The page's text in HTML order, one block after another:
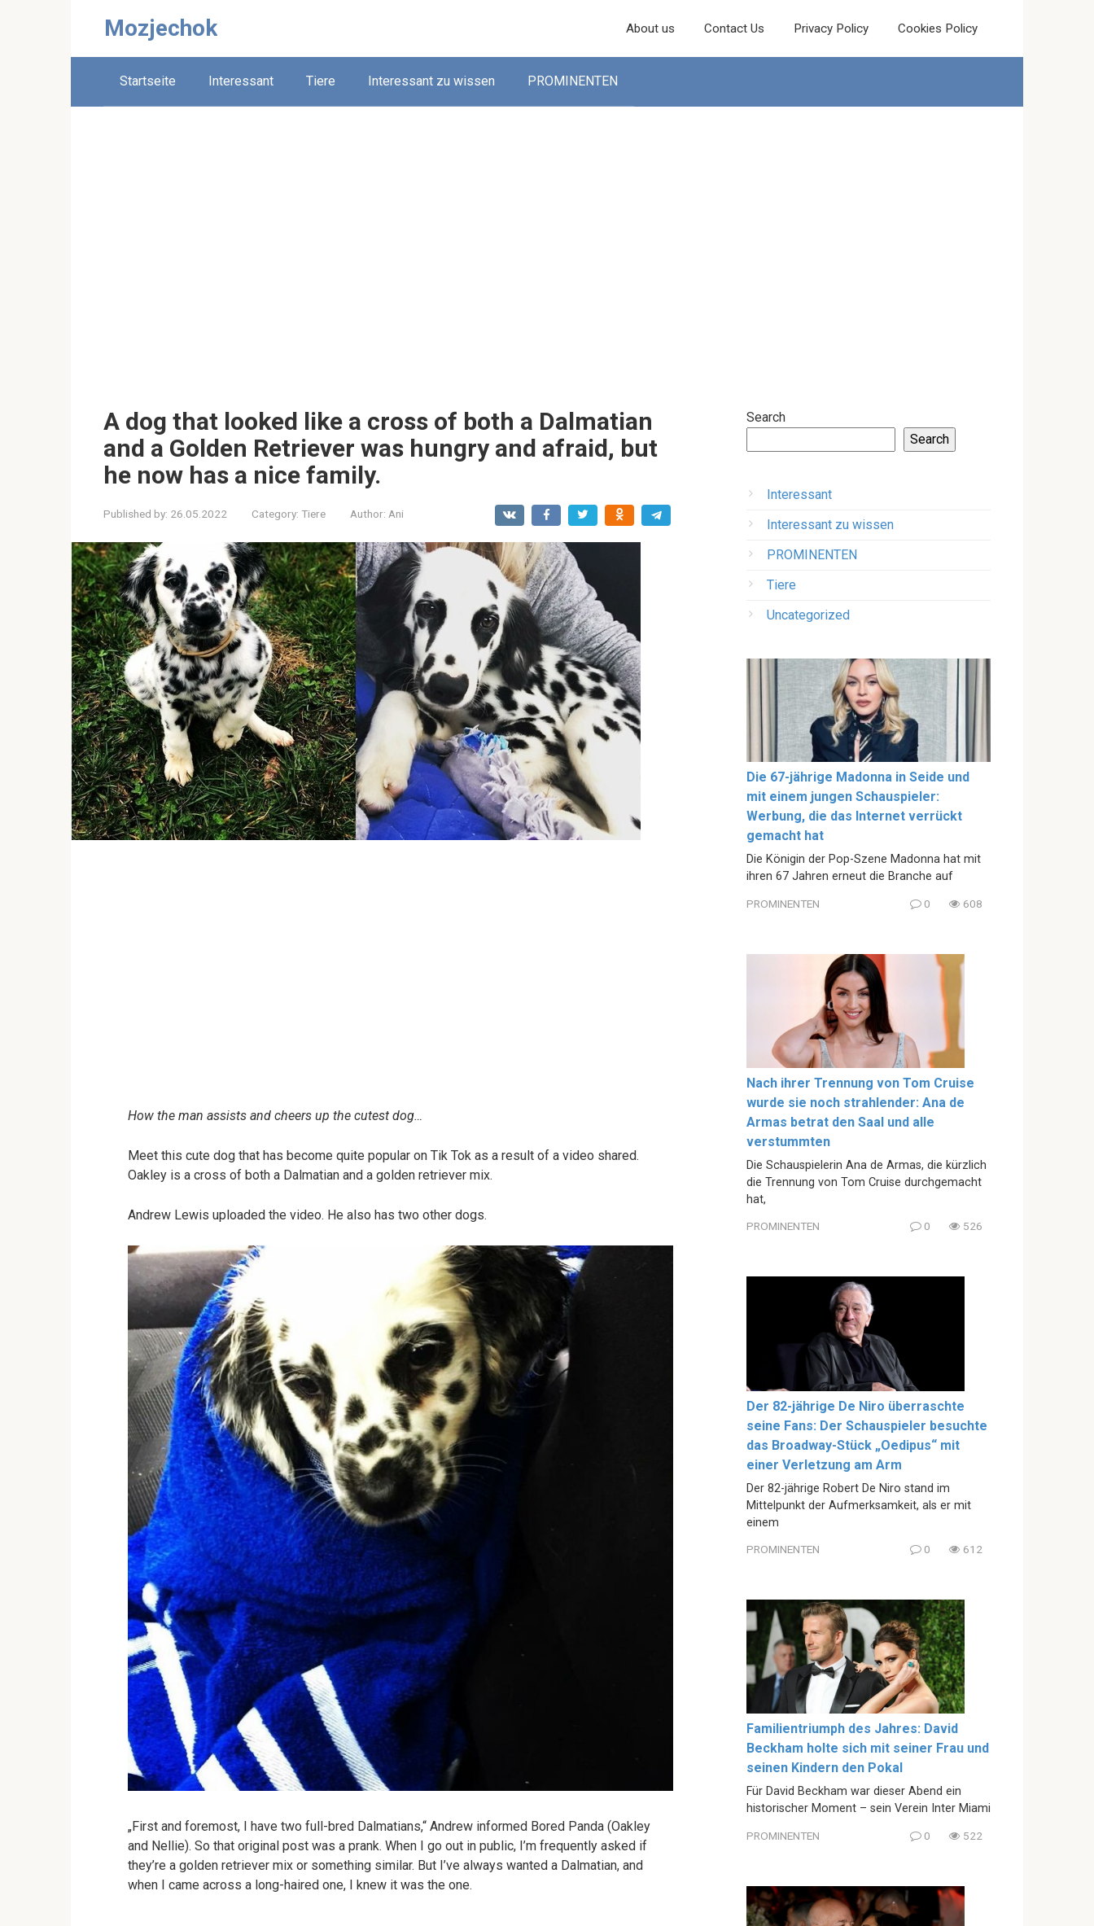
Mozjechok About us Contact Us Privacy Policy Cookies Policy
Startseite Interessant Tiere Interessant zu wissen PROMINENTEN
A dog that looked like a cross of both a Dalmatian
and a Golden Retriever was hungry and afraid, but
he now has a nice family.
Published by: 26.05.2022 Category: Tiere Author: Ani
How the man assists and cheers up the cutest dog…
Meet this cute dog that has become quite popular on Tik Tok as a result of a video shared.
Oakley is a cross of both a Dalmatian and a golden retriever mix.
Andrew Lewis uploaded the video. He also has two other dogs.
„First and foremost, I have two full-bred Dalmatians,“ Andrew informed Bored Panda (Oakley
and Nellie). So that original post was a prank. When I go out in public, I’m frequently asked if
they’re a golden retriever mix or something similar. But I’ve always wanted a Dalmatian, and
when I came across a long-haired one, I knew it was the one.
Search
Search
Interessant
Interessant zu wissen
PROMINENTEN
Tiere
Uncategorized
Die 67-jährige Madonna in Seide und
mit einem jungen Schauspieler:
Werbung, die das Internet verrückt
gemacht hat
Die Königin der Pop-Szene Madonna hat mit
ihren 67 Jahren erneut die Branche auf
PROMINENTEN 0 608
Nach ihrer Trennung von Tom Cruise
wurde sie noch strahlender: Ana de
Armas betrat den Saal und alle
verstummten
Die Schauspielerin Ana de Armas, die kürzlich
die Trennung von Tom Cruise durchgemacht
hat,
PROMINENTEN 0 526
Der 82-jährige De Niro überraschte
seine Fans: Der Schauspieler besuchte
das Broadway-Stück „Oedipus“ mit
einer Verletzung am Arm
Der 82-jährige Robert De Niro stand im
Mittelpunkt der Aufmerksamkeit, als er mit
einem
PROMINENTEN 0 612
Familientriumph des Jahres: David
Beckham holte sich mit seiner Frau und
seinen Kindern den Pokal
Für David Beckham war dieser Abend ein
historischer Moment – sein Verein Inter Miami
PROMINENTEN 0 522